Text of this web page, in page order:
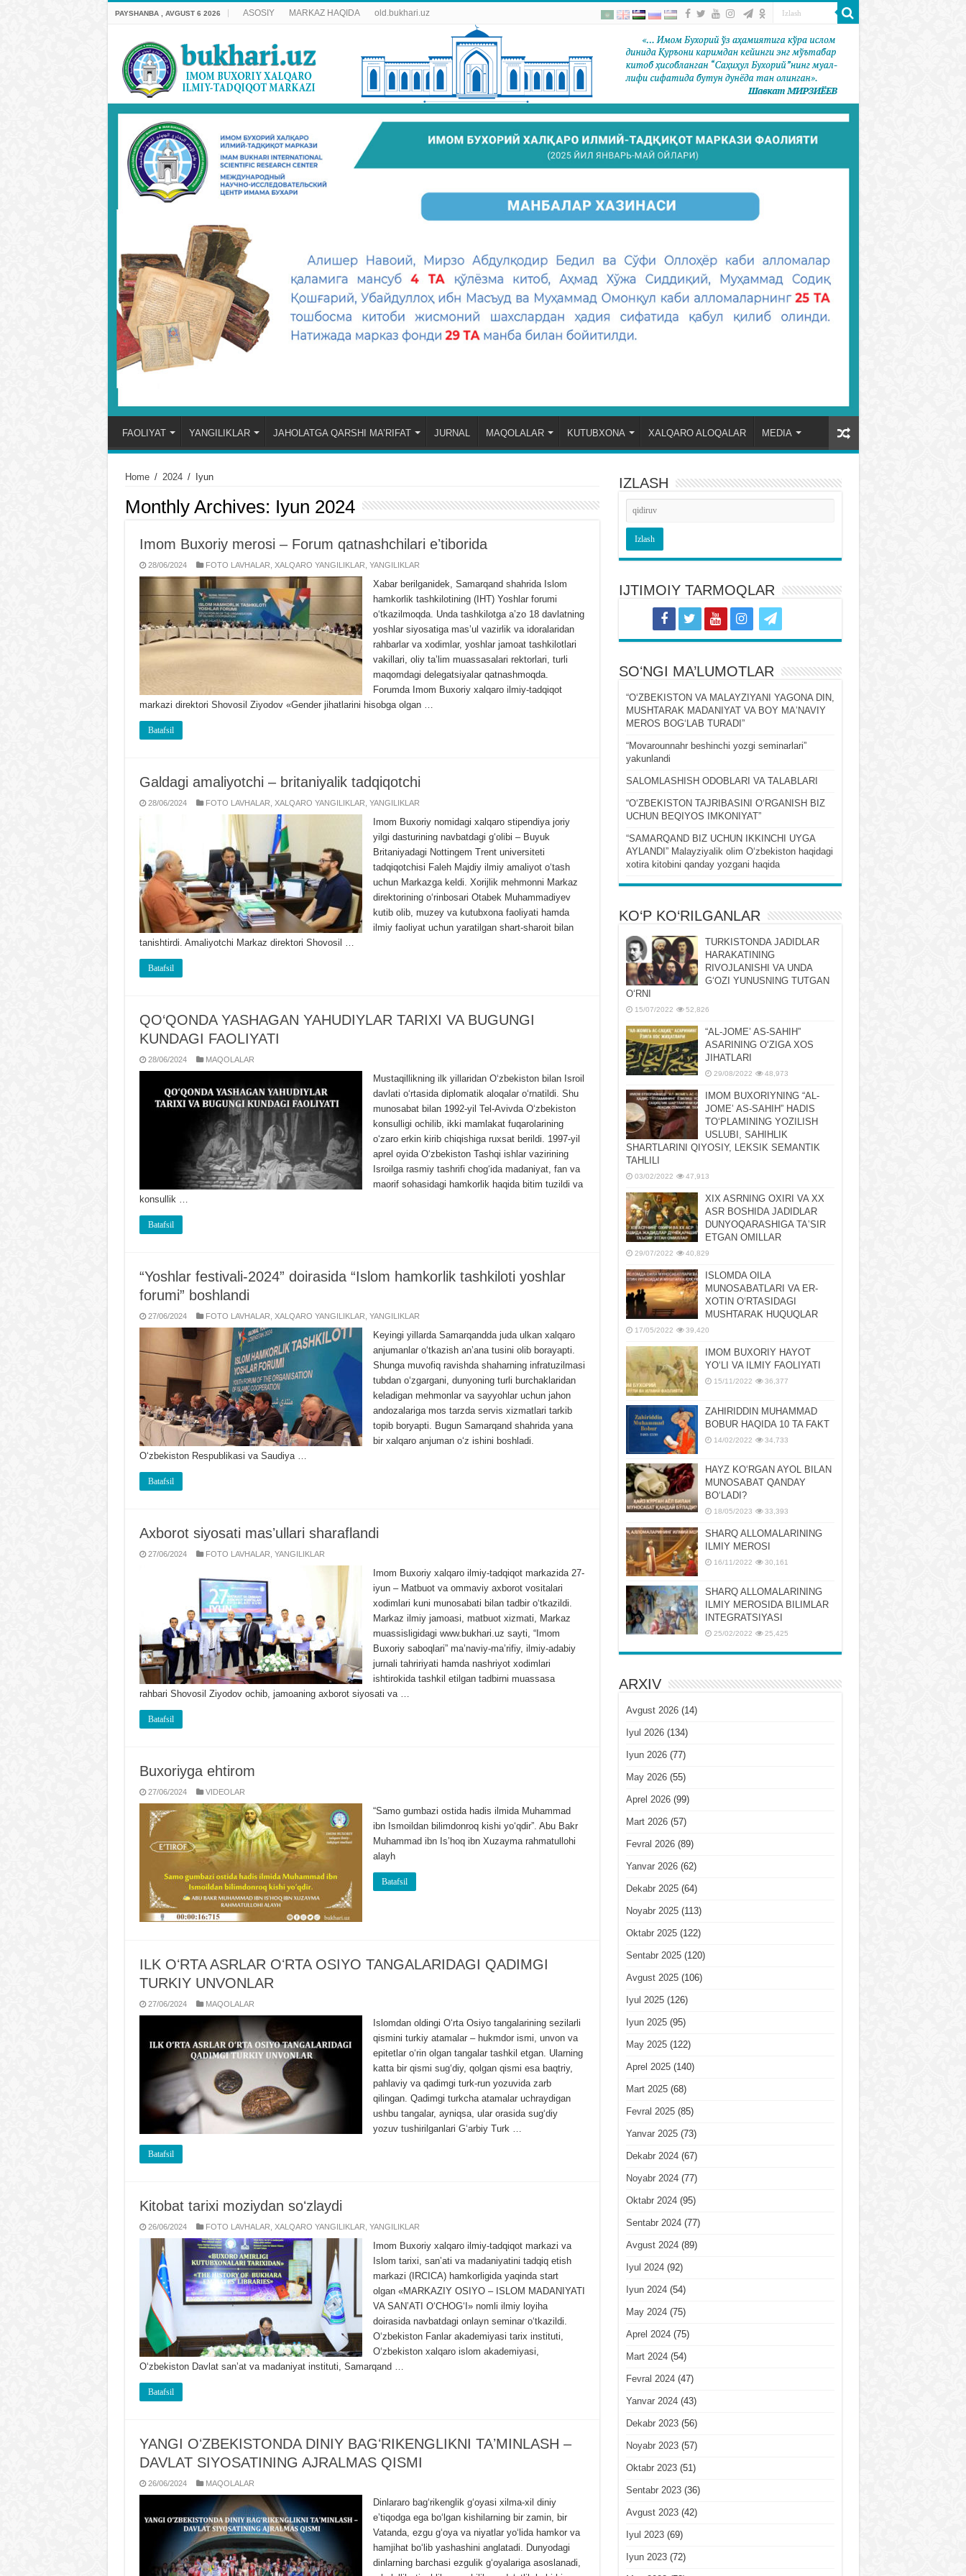
PAYSHANBA , AVGUST 6 2026 ASOSIY MARKAZ HAQIDA old.bukhari.uz
FAOLIYAT YANGILIKLAR JAHOLATGA QARSHI MA’RIFAT JURNAL MAQOLALAR KUTUBXONA XALQARO ALOQALAR MEDIA
Home / 2024 / Iyun
Monthly Archives: Iyun 2024
Imom Buxoriy merosi – Forum qatnashchilari eʼtiborida
28/06/2024 FOTO LAVHALAR, XALQARO YANGILIKLAR, YANGILIKLAR
Xabar berilganidek, Samarqand shahrida Islom
hamkorlik tashkilotining (IHT) Yoshlar forumi
oʻtkazilmoqda. Unda tashkilotga aʼzo 18 davlatning
yoshlar siyosatiga masʼul vazirlik va idoralaridan
rahbarlar va xodimlar, yoshlar jamoat tashkilotlari
vakillari, oliy taʼlim muassasalari rektorlari, turli
maqomdagi delegatsiyalar qatnashmoqda.
Forumda Imom Buxoriy xalqaro ilmiy-tadqiqot
markazi direktori Shovosil Ziyodov «Gender jihatlarini hisobga olgan …
Batafsil
Galdagi amaliyotchi – britaniyalik tadqiqotchi
28/06/2024 FOTO LAVHALAR, XALQARO YANGILIKLAR, YANGILIKLAR
Imom Buxoriy nomidagi xalqaro stipendiya joriy
yilgi dasturining navbatdagi gʻolibi – Buyuk
Britaniyadagi Nottingem Trent universiteti
tadqiqotchisi Faleh Majdiy ilmiy amaliyot oʻtash
uchun Markazga keldi. Xorijlik mehmonni Markaz
direktorining oʻrinbosari Otabek Muhammadiyev
kutib olib, muzey va kutubxona faoliyati hamda
ilmiy faoliyat uchun yaratilgan shart-sharoit bilan
tanishtirdi. Amaliyotchi Markaz direktori Shovosil …
Batafsil
QO‘QONDA YASHAGAN YAHUDIYLAR TARIXI VA BUGUNGI
KUNDAGI FAOLIYATI
28/06/2024 MAQOLALAR
Mustaqillikning ilk yillaridan O‘zbekiston bilan Isroil
davlati o‘rtasida diplomatik aloqalar o‘rnatildi. Shu
munosabat bilan 1992-yil Tel-Avivda O‘zbekiston
konsulligi ochilib, ikki mamlakat fuqarolarining
o‘zaro erkin kirib chiqishiga ruxsat berildi. 1997-yil
aprel oyida O‘zbekiston Tashqi ishlar vazirining
Isroilga rasmiy tashrifi chog‘ida madaniyat, fan va
maorif sohasidagi hamkorlik haqida bitim tuzildi va
konsullik …
Batafsil
“Yoshlar festivali-2024” doirasida “Islom hamkorlik tashkiloti yoshlar
forumi” boshlandi
27/06/2024 FOTO LAVHALAR, XALQARO YANGILIKLAR, YANGILIKLAR
Keyingi yillarda Samarqandda juda ulkan xalqaro
anjumanlar oʻtkazish anʼana tusini olib borayapti.
Shunga muvofiq ravishda shaharning infratuzilmasi
tubdan oʻzgargani, dunyoning turli burchaklaridan
keladigan mehmonlar va sayyohlar uchun jahon
andozalariga mos tarzda servis xizmatlari tarkib
topib boryapti. Bugun Samarqand shahrida yana
bir xalqaro anjuman oʻz ishini boshladi.
Oʻzbekiston Respublikasi va Saudiya …
Batafsil
Axborot siyosati masʼullari sharaflandi
27/06/2024 FOTO LAVHALAR, YANGILIKLAR
Imom Buxoriy xalqaro ilmiy-tadqiqot markazida 27-
iyun – Matbuot va ommaviy axborot vositalari
xodimlari kuni munosabati bilan tadbir oʻtkazildi.
Markaz ilmiy jamoasi, matbuot xizmati, Markaz
muassisligidagi www.bukhari.uz sayti, “Imom
Buxoriy saboqlari” maʼnaviy-maʼrifiy, ilmiy-adabiy
jurnali tahririyati hamda nashriyot xodimlari
ishtirokida tashkil etilgan tadbirni muassasa
rahbari Shovosil Ziyodov ochib, jamoaning axborot siyosati va …
Batafsil
Buxoriyga ehtirom
27/06/2024 VIDЕOLAR
“Samo gumbazi ostida hadis ilmida Muhammad
ibn Ismoildan bilimdonroq kishi yoʻqdir”. Abu Bakr
Muhammad ibn Isʼhoq ibn Xuzayma rahmatullohi
alayh
Batafsil
ILK OʻRTA ASRLAR OʻRTA OSIYO TANGALARIDAGI QADIMGI
TURKIY UNVONLAR
27/06/2024 MAQOLALAR
Islomdan oldingi Oʻrta Osiyo tangalarining sezilarli
qismini turkiy atamalar – hukmdor ismi, unvon va
epitetlar oʻrin olgan tangalar tashkil etgan. Ularning
katta bir qismi sugʻdiy, qolgan qismi esa baqtriy,
pahlaviy va qadimgi turk-run yozuvida zarb
qilingan. Qadimgi turkcha atamalar uchraydigan
ushbu tangalar, ayniqsa, ular orasida sugʻdiy
yozuv tushirilganlari Gʻarbiy Turk …
Batafsil
Kitobat tarixi moziydan soʻzlaydi
26/06/2024 FOTO LAVHALAR, XALQARO YANGILIKLAR, YANGILIKLAR
Imom Buxoriy xalqaro ilmiy-tadqiqot markazi va
Islom tarixi, sanʼati va madaniyatini tadqiq etish
markazi (IRCICA) hamkorligida yaqinda start
olgan «MARKAZIY OSIYO – ISLOM MADANIYATI
VA SANʼATI OʻCHOGʻI» nomli ilmiy loyiha
doirasida navbatdagi onlayn seminar oʻtkazildi.
Oʻzbekiston Fanlar akademiyasi tarix instituti,
Oʻzbekiston xalqaro islom akademiyasi,
Oʻzbekiston Davlat sanʼat va madaniyat instituti, Samarqand …
Batafsil
YANGI OʻZBEKISTONDA DINIY BAGʻRIKENGLIKNI TAʼMINLASH –
DAVLAT SIYOSATINING AJRALMAS QISMI
26/06/2024 MAQOLALAR
Dinlararo bagʻrikenglik gʻoyasi xilma-xil diniy
eʼtiqodga ega boʻlgan kishilarning bir zamin, bir
Vatanda, ezgu gʻoya va niyatlar yoʻlida hamkor va
hamjihat boʻlib yashashini anglatadi. Dunyodagi
dinlarning barchasi ezgulik gʻoyalariga asoslanadi,
IZLASH
IJTIMOIY TARMOQLAR
SOʻNGI MA’LUMOTLAR
“OʻZBEKISTON VA MALAYZIYANI YAGONA DIN,
MUSHTARAK MADANIYAT VA BOY MAʼNAVIY
MEROS BOGʻLAB TURADI”
“Movarounnahr beshinchi yozgi seminarlari”
yakunlandi
SALOMLASHISH ODOBLARI VA TALABLARI
“OʻZBEKISTON TAJRIBASINI OʻRGANISH BIZ
UCHUN BEQIYOS IMKONIYAT”
“SAMARQAND BIZ UCHUN IKKINCHI UYGA
AYLANDI” Malayziyalik olim Oʻzbekiston haqidagi
xotira kitobini qanday yozgani haqida
KO‘P KO‘RILGANLAR
TURKISTONDA JADIDLAR
HARAKATINING
RIVOJLANISHI VA UNDA
GʻOZI YUNUSNING TUTGAN
OʻRNI
15/07/2022 52,826
“AL-JOMEʼ AS-SAHIH”
ASARINING OʻZIGA XOS
JIHATLARI
29/08/2022 48,973
IMOM BUXORIYNING “AL-
JOMEʼ AS-SAHIH” HADIS
TOʻPLAMINING YOZILISH
USLUBI, SAHIHLIK
SHARTLARINI QIYOSIY, LЕKSIK SЕMANTIK
TAHLILI
03/02/2022 47,913
XIX ASRNING OXIRI VA XX
ASR BOSHIDA JADIDLAR
DUNYOQARASHIGA TAʼSIR
ETGAN OMILLAR
29/07/2022 40,829
ISLOMDA OILA
MUNOSABATLARI VA ER-
XOTIN OʻRTASIDAGI
MUSHTARAK HUQUQLAR
17/05/2022 39,420
IMOM BUXORIY HAYOT
YOʻLI VA ILMIY FAOLIYATI
15/11/2022 36,377
ZAHIRIDDIN MUHAMMAD
BOBUR HAQIDA 10 TA FAKT
14/02/2022 34,733
HAYZ KOʻRGAN AYOL BILAN
MUNOSABAT QANDAY
BOʻLADI?
18/05/2023 33,393
SHARQ ALLOMALARINING
ILMIY MEROSI
16/11/2022 30,161
SHARQ ALLOMALARINING
ILMIY MЕROSIDA BILIMLAR
INTЕGRATSIYASI
25/02/2022 25,425
ARXIV
Avgust 2026(14)
Iyul 2026(134)
Iyun 2026(77)
May 2026(55)
Aprel 2026(99)
Mart 2026(57)
Fevral 2026(89)
Yanvar 2026(62)
Dekabr 2025(64)
Noyabr 2025(113)
Oktabr 2025(122)
Sentabr 2025(120)
Avgust 2025(106)
Iyul 2025(126)
Iyun 2025(95)
May 2025(122)
Aprel 2025(140)
Mart 2025(68)
Fevral 2025(85)
Yanvar 2025(73)
Dekabr 2024(67)
Noyabr 2024(77)
Oktabr 2024(95)
Sentabr 2024(77)
Avgust 2024(89)
Iyul 2024(92)
Iyun 2024(54)
May 2024(75)
Aprel 2024(75)
Mart 2024(54)
Fevral 2024(47)
Yanvar 2024(43)
Dekabr 2023(56)
Noyabr 2023(57)
Oktabr 2023(51)
Sentabr 2023(36)
Avgust 2023(42)
Iyul 2023(69)
Iyun 2023(72)